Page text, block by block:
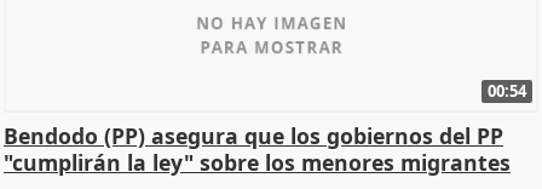
00:54
Bendodo (PP) asegura que los gobiernos del PP
"cumplirán la ley" sobre los menores migrantes